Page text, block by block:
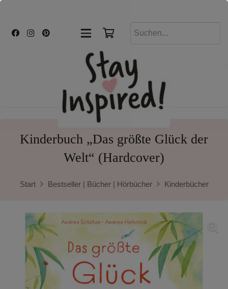
Kinderbuch „Das größte Glück der
Welt“ (Hardcover)
Start Bestseller | Bücher | Hörbücher Kinderbücher